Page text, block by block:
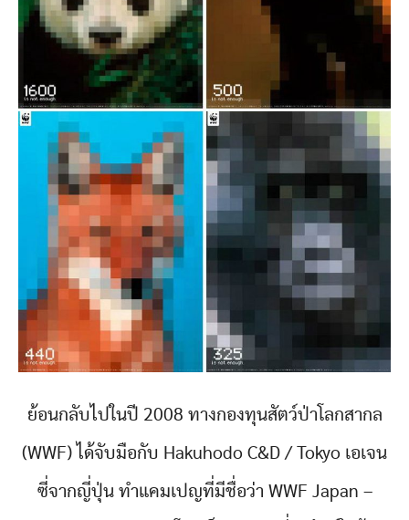
ย้อนกลับไปในปี 2008 ทางกองทุนสัตว์ป่าโลกสากล
(WWF) ได้จับมือกับ Hakuhodo C&D / Tokyo เอเจน
ซี่จากญี่ปุ่น ทำแคมเปญที่มีชื่อว่า WWF Japan –